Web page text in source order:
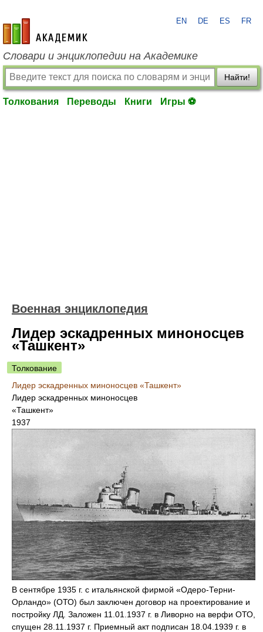
academic.ru
EN DE ES FR
Словари и энциклопедии на Академике
Найти!
Толкования Переводы Книги Игры ⚽
Военная энциклопедия
Лидер эскадренных миноносцев
«Ташкент»
Толкование
Лидер эскадренных миноносцев «Ташкент»
Лидер эскадренных миноносцев
«Ташкент»
1937
В сентябре 1935 г. с итальянской фирмой «Одеро-Терни-
Орландо» (ОТО) был заключен договор на проектирование и
постройку ЛД. Заложен 11.01.1937 г. в Ливорно на верфи ОТО,
спущен 28.11.1937 г. Приемный акт подписан 18.04.1939 г. в